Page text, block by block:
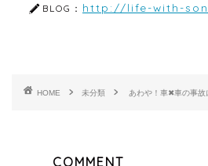
BLOG： http://life-with-
HOME 未分類 あわや！車✖車の事故
COMMENT